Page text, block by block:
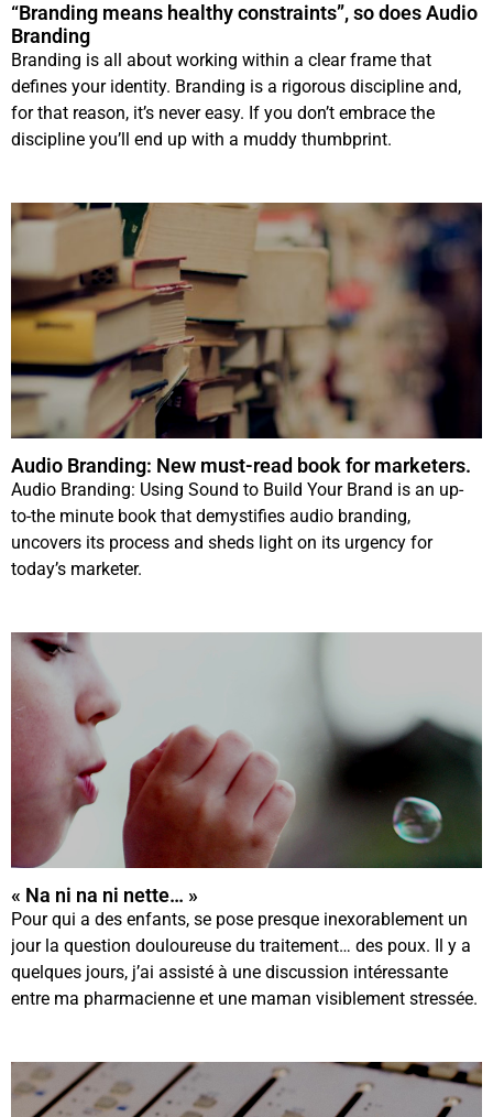
“Branding means healthy constraints”, so does Audio
Branding
Branding is all about working within a clear frame that
defines your identity. Branding is a rigorous discipline and,
for that reason, it’s never easy. If you don’t embrace the
discipline you’ll end up with a muddy thumbprint.
Audio Branding: New must-read book for marketers.
Audio Branding: Using Sound to Build Your Brand is an up-
to-the minute book that demystifies audio branding,
uncovers its process and sheds light on its urgency for
today’s marketer.
« Na ni na ni nette… »
Pour qui a des enfants, se pose presque inexorablement un
jour la question douloureuse du traitement… des poux. Il y a
quelques jours, j’ai assisté à une discussion intéressante
entre ma pharmacienne et une maman visiblement stressée.